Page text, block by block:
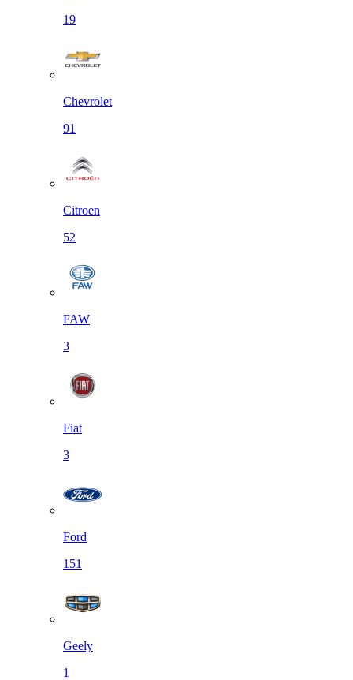
19
Chevrolet
91
Citroen
52
FAW
3
Fiat
3
Ford
151
Geely
1